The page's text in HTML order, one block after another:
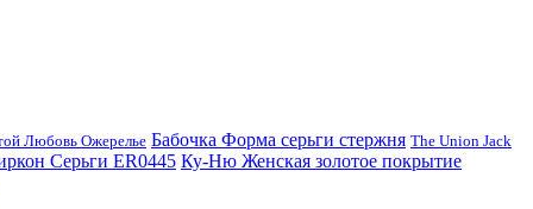
Любовь Ожерелье Бабочка Форма серьги стержня The Union Jack
Серьги ER0445 Ку-Ню Женская золотое покрытие